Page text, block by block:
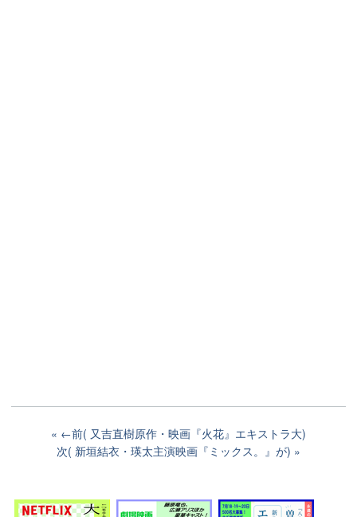
←前( 又吉直樹原作・映画『火花』エキストラ大)
次( 新垣結衣・瑛太主演映画『ミックス。』が)